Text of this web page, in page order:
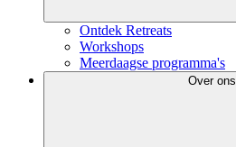
Ontdek Retreats
Workshops
Meerdaagse programma's
Over ons